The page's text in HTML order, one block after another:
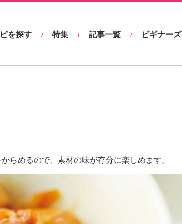
を探す / 特集 / 記事一覧 / ビギナーズ
らめるので、素材の味が存分に楽しめます。